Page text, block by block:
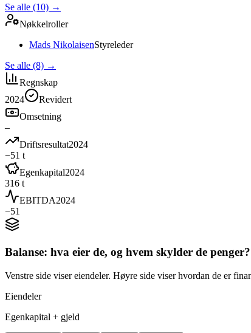
Se alle (10) →
Nøkkelroller
Mads NikolaisenStyreleder
Se alle (8) →
Regnskap
2024
Revidert
Omsetning
–
Driftsresultat2024
−51 t
Egenkapital2024
316 t
EBITDA2024
−51
Balanse: hva eier de, og hvem skylder de penger?
Venstre side viser eiendeler. Høyre side viser hvordan de er
Eiendeler
Egenkapital + gjeld